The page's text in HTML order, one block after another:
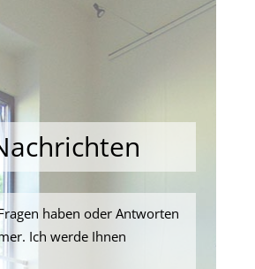
haben oder Antworten
Ich werde Ihnen